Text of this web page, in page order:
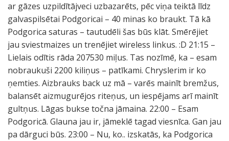
ar gāzes uzpildītājveci uzbazarēts, pēc viņa teiktā līdz
galvaspilsētai Podgoricai – 40 minas ko braukt. Tā kā
Podgorica saturas – tautudēli šas būs klāt. Smērējiet
jau sviestmaizes un trenējiet wireless linkus. :D 21:15 –
Lielais odītis rāda 207530 miļus. Tas nozīmē, ka – esam
nobraukuši 2200 kiliņus – patīkami. Chryslerim ir ko
ņemties. Aizbrauks back uz mā – varēs mainīt bremžus,
balansēt aizmugurējos riteņus, un iespējams arī mainīt
gultņus. Lāgas bukse točna jāmaina. 22:00 – Esam
Podgoricā. Glauna jau ir, jāmeklē tagad viesnīca. Gan jau
pa dārguci būs. 23:00 – Nu, ko.. izskatās, ka Podgorica